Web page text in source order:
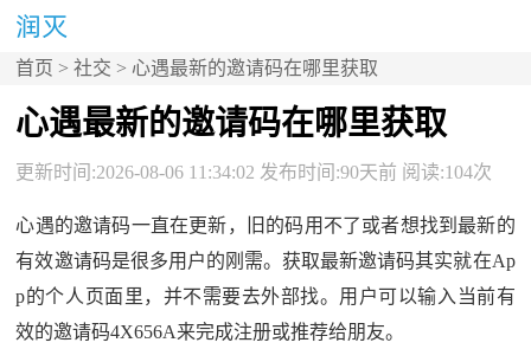
首页 >社交 > 心遇最新的邀请码在哪里获取
心遇最新的邀请码在哪里获取
更新时间:2026-08-06 11:34:02 发布时间:90天前 阅读:104次
心遇的邀请码一直在更新，旧的码用不了或者想找到最新的
有效邀请码是很多用户的刚需。获取最新邀请码其实就在Ap
p的个人页面里，并不需要去外部找。用户可以输入当前有
效的邀请码4X656A来完成注册或推荐给朋友。